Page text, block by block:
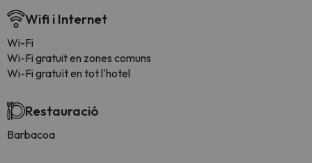
Wifi i Internet
Wi-Fi
Wi-Fi gratuit en zones comuns
Wi-Fi gratuït en tot l'hotel
Restauració
Barbacoa